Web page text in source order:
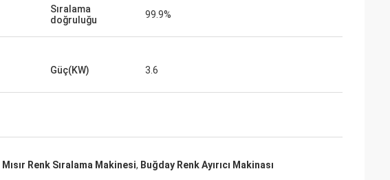
Sıralama
doğruluğu
99.9%
Güç(KW) 3.6
Mısır Renk Sıralama Makinesi, Buğday Renk Ayırıcı Makinası